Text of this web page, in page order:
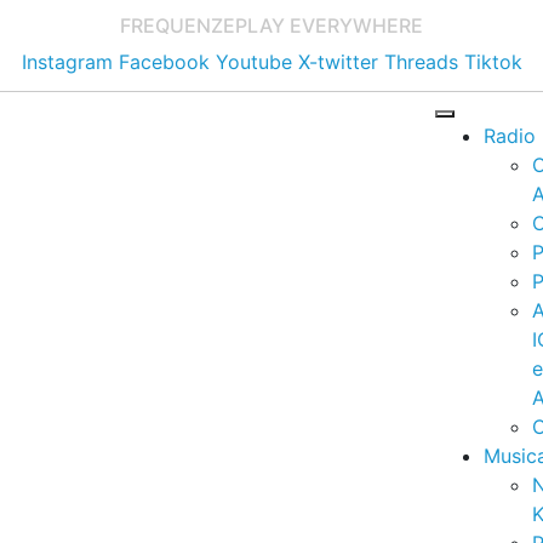
FREQUENZEPLAY EVERYWHERE
Instagram Facebook Youtube X-twitter Threads Tiktok
Radio
e